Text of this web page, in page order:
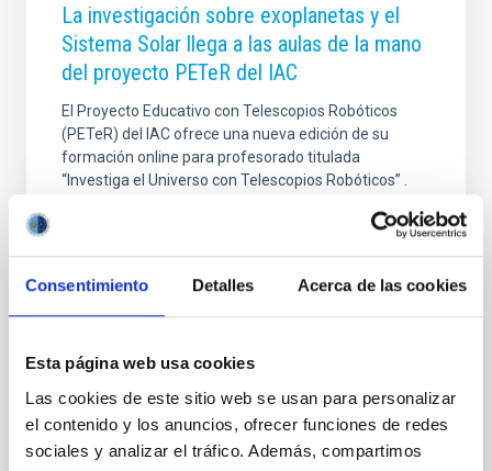
Consentimiento Detalles Acerca de las cookies
Esta página web usa cookies
Las cookies de este sitio web se usan para personalizar
el contenido y los anuncios, ofrecer funciones de redes
sociales y analizar el tráfico. Además, compartimos
La investigación sobre exoplanetas y el
Sistema Solar llega a las aulas de la mano
del proyecto PETeR del IAC
El Proyecto Educativo con Telescopios Robóticos
(PETeR) del IAC ofrece una nueva edición de su
formación online para profesorado titulada
“Investiga el Universo con Telescopios Robóticos” .
área STEAM de la Consejería de Educación del
incorporar la Astronomía en el aula mediante el uso
de telescopios robóticos profesionales, el análisis de
aprendizaje. PETeR es un proyecto educativo que
Fecha de publicación 06/03/2025 - 13:46:23